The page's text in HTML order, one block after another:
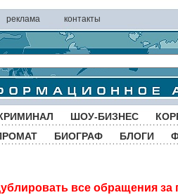
реклама контакты
ШОУ-БИЗНЕС
БИОГРАФ БЛОГИ
все обращения за